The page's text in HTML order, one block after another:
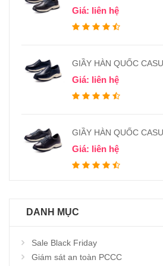
Giá: liên hệ
GIẦY HÀN QUỐC
Giá: liên hệ
GIẦY HÀN QUỐC
Giá: liên hệ
DANH MỤC
Sale Black Friday
Giám sát an toàn PCCC